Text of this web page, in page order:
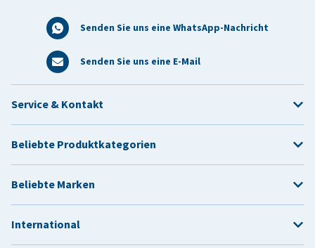
Senden Sie uns eine WhatsApp-Nachricht
Senden Sie uns eine E-Mail
Service & Kontakt
Beliebte Produktkategorien
Beliebte Marken
International